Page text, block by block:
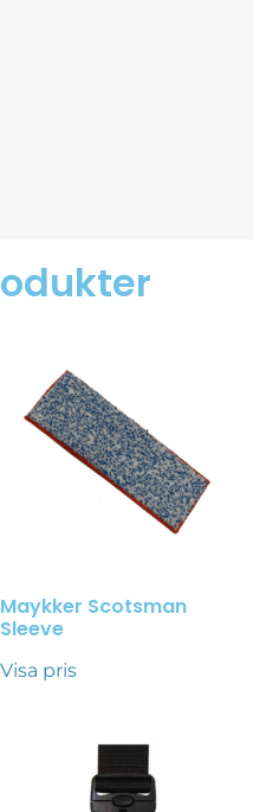
Maykker Scotsman
Sleeve
Visa pris